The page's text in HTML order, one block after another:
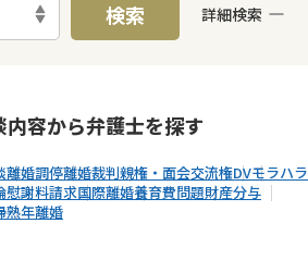
検索 詳細検索
内容から弁護士を探す
離婚調停離婚裁判親権・面会交流権DVモラハラ
慰謝料請求国際離婚養育費問題財産分与
熟年離婚